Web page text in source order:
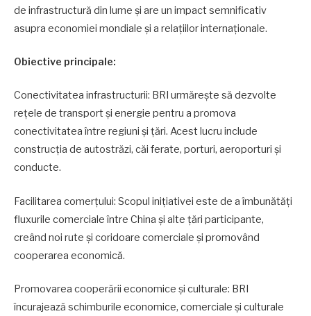
de infrastructură din lume și are un impact semnificativ
asupra economiei mondiale și a relațiilor internaționale.
Obiective principale:
Conectivitatea infrastructurii: BRI urmărește să dezvolte
rețele de transport și energie pentru a promova
conectivitatea între regiuni și țări. Acest lucru include
construcția de autostrăzi, căi ferate, porturi, aeroporturi și
conducte.
Facilitarea comerțului: Scopul inițiativei este de a îmbunătăți
fluxurile comerciale între China și alte țări participante,
creând noi rute și coridoare comerciale și promovând
cooperarea economică.
Promovarea cooperării economice și culturale: BRI
încurajează schimburile economice, comerciale și culturale